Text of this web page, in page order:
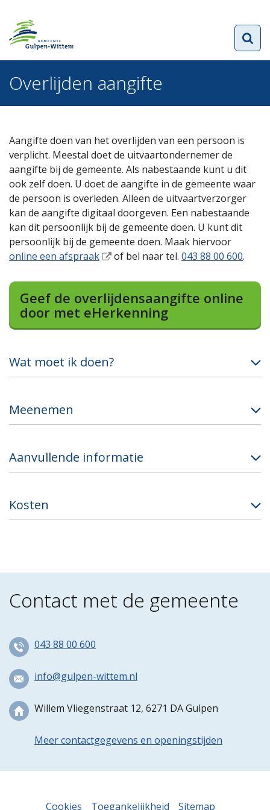
Overlijden aangifte
Aangifte doen van het overlijden van een persoon is
verplicht. Meestal doet de uitvaartondernemer de
aangifte bij de gemeente. Als nabestaande kunt u dit
ook zelf doen. U doet de aangifte in de gemeente waar
de persoon is overleden. Alleen de uitvaartverzorger
kan de aangifte digitaal doorgeven. Een nabestaande
kan dit persoonlijk bij de gemeente doen. U kunt dit
persoonlijk bij de gemeente doen. Maak hiervoor
online een afspraak
of bel naar tel. 043 88 00 600.
Geef de overlijdensaangifte online
door met eHerkenning
Wat moet ik doen?
Meenemen
Aanvullende informatie
Kosten
Contact met de gemeente
043 88 00 600
info@gulpen-wittem.nl
Willem Vliegenstraat 12, 6271 DA Gulpen
Meer contactgegevens en openingstijden
Cookies Toegankelijkheid Sitemap